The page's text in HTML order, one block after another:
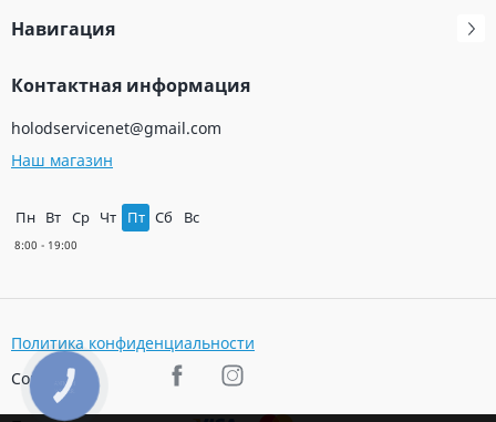
Навигация
Контактная информация
holodservicenet@gmail.com
Наш магазин
Пн Вт Ср Чт Пт Сб Вс
Политика конфиденциальности
Соц. сети
КНОПКА
ЗВ'ЯЗКУ